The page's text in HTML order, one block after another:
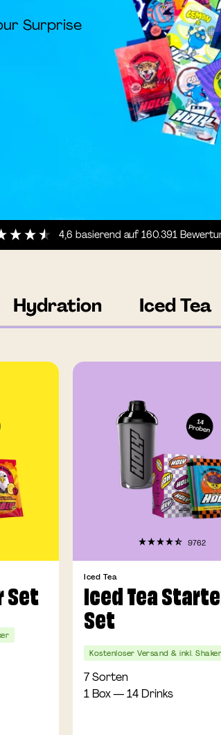
Surprise
4,6 basierend auf160.391
Hydration Iced Tea
Set
9762
Iced Tea
Iced Tea
Set
Kostenloser Versand & inkl. Shaker
7 Sorten
1 Box — 14 Drinks